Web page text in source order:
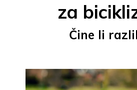
za
Čine li